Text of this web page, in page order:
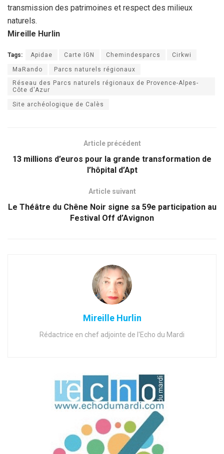
transmission des patrimoines et respect des milieux
naturels.
Mireille Hurlin
Tags: Apidae Carte IGN Chemindesparcs Cirkwi
MaRando
Parcs naturels régionaux
Réseau des Parcs naturels régionaux de Provence-Alpes-
Côte d'Azur
Site archéologique de Calès
Article précédent
13 millions d’euros pour la grande transformation de
l’hôpital d’Apt
Article suivant
Le Théâtre du Chêne Noir signe sa 59e participation au
Festival Off d’Avignon
Mireille Hurlin
Rédactrice en chef adjointe de l'Echo du Mardi